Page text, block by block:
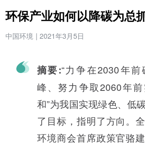
环保产业如何以降碳为总
中国环境 | 2021年3月5日
摘要:“力争在2030年
峰、努力争取2060年
和”为我国实现绿色、低
了目标，指明了方向。
环境商会首席政策官骆